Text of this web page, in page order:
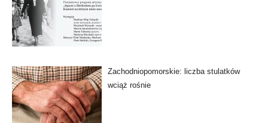
Zachodniopomorskie: liczba stulatków
wciąż rośnie